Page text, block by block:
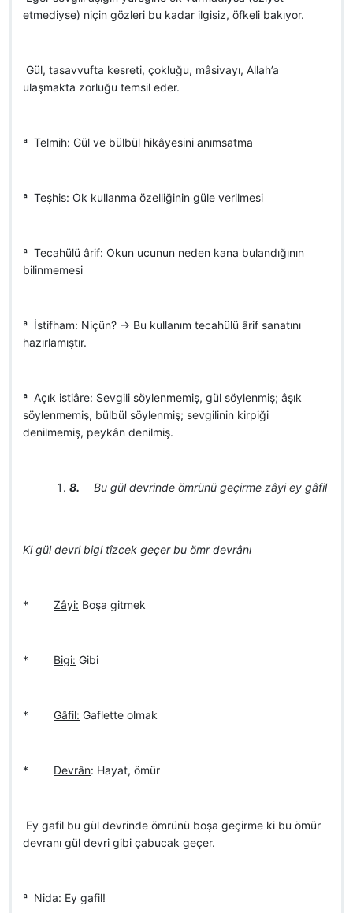
etmediyse) niçin gözleri bu kadar ilgisiz, öfkeli bakıyor.
 Gül, tasavvufta kesreti, çokluğu, mâsivayı, Allah’a
ulaşmakta zorluğu temsil eder.
ª Telmih: Gül ve bülbül hikâyesini anımsatma
ª Teşhis: Ok kullanma özelliğinin güle verilmesi
ª Tecahülü ârif: Okun ucunun neden kana bulandığının
bilinmemesi
ª İstifham: Niçün? -> Bu kullanım tecahülü ârif sanatını
hazırlamıştır.
ª Açık istiâre: Sevgili söylenmemiş, gül söylenmiş; âşık
söylenmemiş, bülbül söylenmiş; sevgilinin kirpiği
denilmemiş, peykân denilmiş.
8. Bu gül devrinde ömrünü geçirme zâyi ey gâfil
Ki gül devri bigi tîzcek geçer bu ömr devrânı
* Zâyi: Boşa gitmek
* Bigi: Gibi
* Gâfil: Gaflette olmak
* Devrân: Hayat, ömür
 Ey gafil bu gül devrinde ömrünü boşa geçirme ki bu ömür
devranı gül devri gibi çabucak geçer.
ª Nida: Ey gafil!